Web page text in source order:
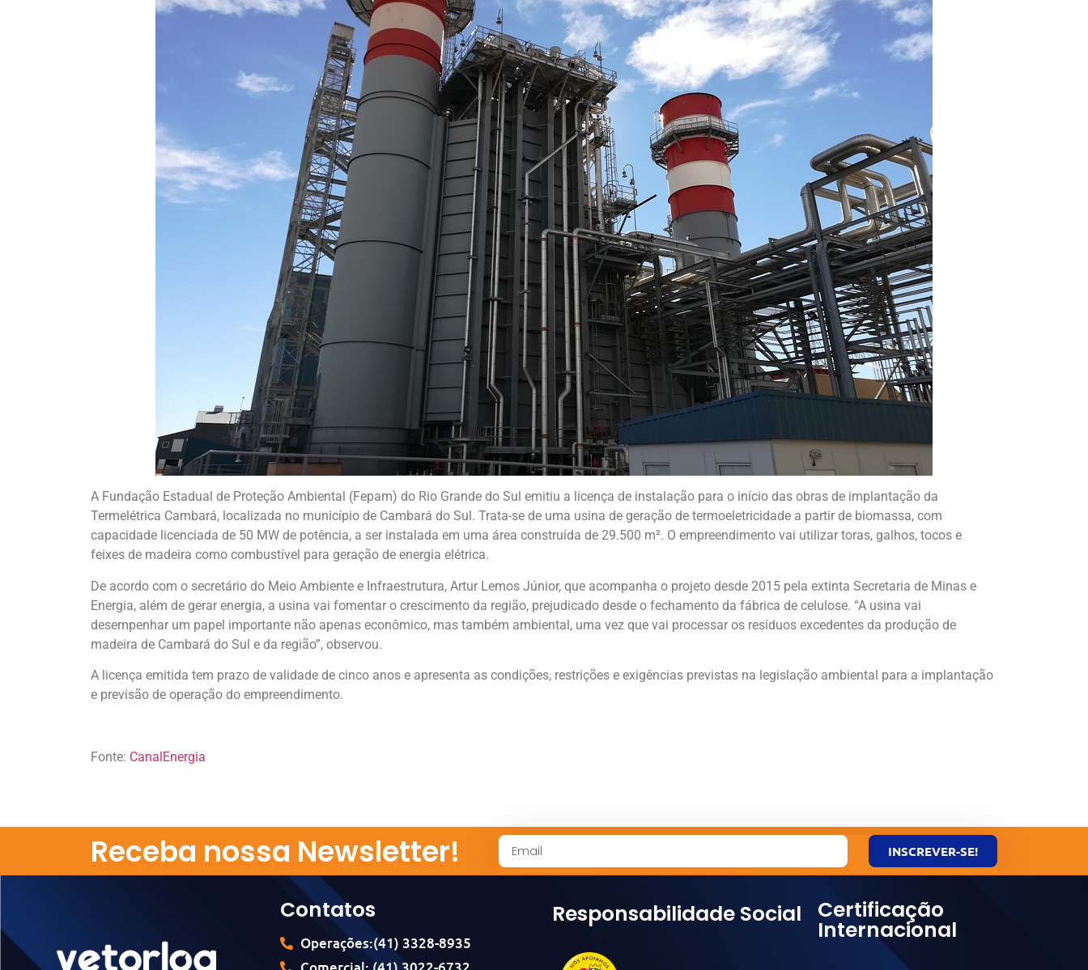
A Fundação Estadual de Proteção Ambiental (Fepam) do Rio Grande do Sul emitiu a licença de instalação para o início das obras de implantação da
Termelétrica Cambará, localizada no município de Cambará do Sul. Trata-se de uma usina de geração de termoeletricidade a partir de biomassa, com
capacidade licenciada de 50 MW de potência, a ser instalada em uma área construída de 29.500 m². O empreendimento vai utilizar toras, galhos, tocos e
feixes de madeira como combustível para geração de energia elétrica.
De acordo com o secretário do Meio Ambiente e Infraestrutura, Artur Lemos Júnior, que acompanha o projeto desde 2015 pela extinta Secretaria de Minas e
Energia, além de gerar energia, a usina vai fomentar o crescimento da região, prejudicado desde o fechamento da fábrica de celulose. “A usina vai
desempenhar um papel importante não apenas econômico, mas também ambiental, uma vez que vai processar os resíduos excedentes da produção de
madeira de Cambará do Sul e da região”, observou.
A licença emitida tem prazo de validade de cinco anos e apresenta as condições, restrições e exigências previstas na legislação ambiental para a implantação
e previsão de operação do empreendimento.
Fonte: CanalEnergia
Receba nossa Newsletter! INSCREVER-SE!
Contatos
Operações:(41) 3328-8935
Responsabilidade Social Certificação
Internacional